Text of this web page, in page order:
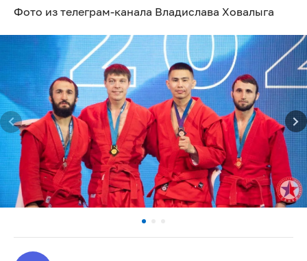
Фото из телеграм-канала Владислава Ховалыга